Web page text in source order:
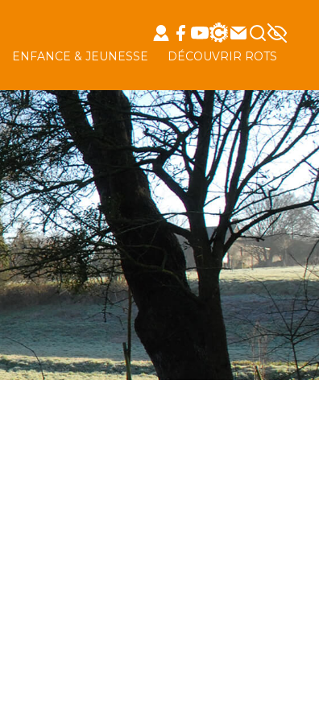
ENFANCE & JEUNESSE DÉCOUVRIR ROTS